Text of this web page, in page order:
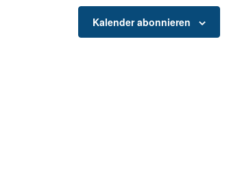
Kalender abonnieren